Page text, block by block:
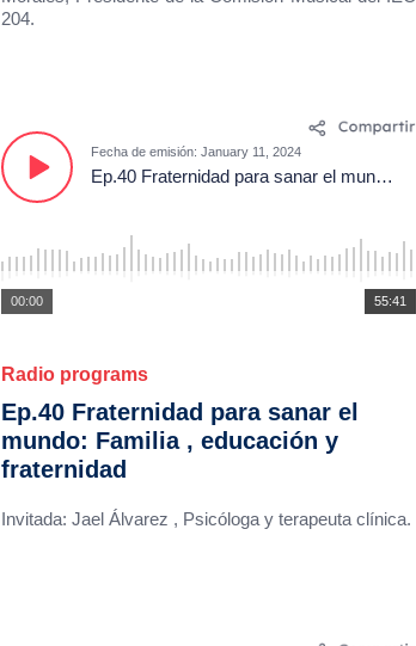
204.
Fecha de emisión: January 11, 2024
Ep.40 Fraternidad para sanar el mundo: Familia , educación y fraternidad
55:41
00:00
Radio programs
Ep.40 Fraternidad para sanar el
mundo: Familia , educación y
fraternidad
Invitada: Jael Álvarez , Psicóloga y terapeuta clínica.